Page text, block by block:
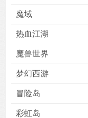
魔域
热血江湖
魔兽世界
梦幻西游
冒险岛
彩虹岛